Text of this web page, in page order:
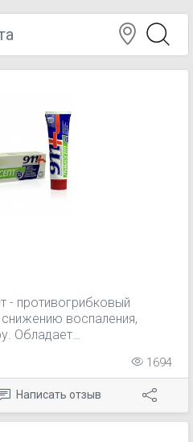
- противогрибковый
воспаления,
Обладает
действие.
функцией, укрепляет
стимулирует обновление
разрушенный коллаген.
1694
Написать отзыв